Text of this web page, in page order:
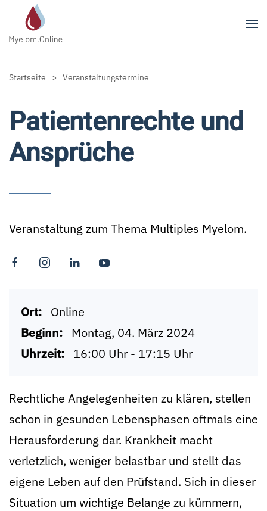
Zum Hauptinhalt springen
Startseite Veranstaltungstermine
Patientenrechte und
Ansprüche
Veranstaltung zum Thema Multiples Myelom.
Ort: Online
Beginn: Montag, 04. März 2024
Uhrzeit: 16:00 Uhr - 17:15 Uhr
Rechtliche Angelegenheiten zu klären, stellen
schon in gesunden Lebensphasen oftmals eine
Herausforderung dar. Krankheit macht
verletzlich, weniger belastbar und stellt das
eigene Leben auf den Prüfstand. Sich in dieser
Situation um wichtige Belange zu kümmern,